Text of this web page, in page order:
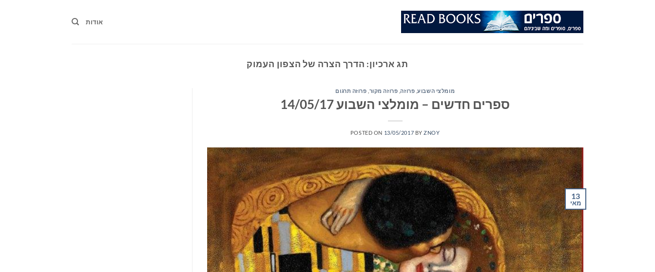
אודות
תג ארכיון: הדרך הצרה של הצפון העמוק
מומלצי השבוע, פרוזה, פרוזה מקור פרוזה תרגום
ספרים חדשים – מומלצי השבוע 14/05/17
POSTED ON 13/05/2017 BYZNOY
13
מאי